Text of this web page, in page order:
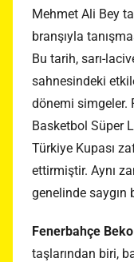
Mehmet Ali Bey
branşıyla
Bu tarih, sarı-
sahnesindeki
dönemi simgeler.
Basketbol Süper
Türkiye Kupası
ettirmiştir. Aynı
genelinde saygın
Fenerbahçe
taşlarından biri,